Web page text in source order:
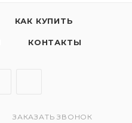
КАК КУПИТЬ
КОНТАКТЫ
ЗАКАЗАТЬ ЗВОНОК